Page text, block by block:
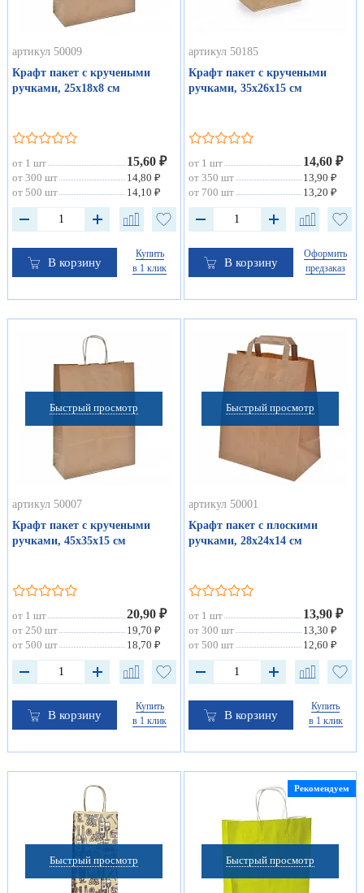
артикул 50009
Крафт пакет с кручеными
ручками, 25х18х8 см
от 1 шт 15,60 ₽
от 300 шт
14,80 ₽
от 500 шт
14,10 ₽
В корзину
Купить
в 1 клик
артикул 50185
Крафт пакет с кручеными
ручками, 35х26х15 см
от 1 шт 14,60 ₽
от 350 шт
13,90 ₽
от 700 шт
13,20 ₽
В корзину
Оформить
предзаказ
Быстрый просмотр
артикул 50007
Крафт пакет с кручеными
ручками, 45х35х15 см
от 1 шт 20,90 ₽
от 250 шт
19,70 ₽
от 500 шт
18,70 ₽
В корзину
Купить
в 1 клик
Быстрый просмотр
артикул 50001
Крафт пакет с плоскими
ручками, 28х24х14 см
от 1 шт 13,90 ₽
от 300 шт
13,30 ₽
от 500 шт
12,60 ₽
В корзину
Купить
в 1 клик
Быстрый просмотр Быстрый просмотр
Рекомендуем